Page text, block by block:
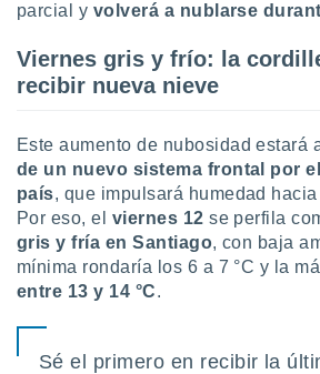
publicidad
de
1199
parcial y volverá a nublarse
Viernes gris y frío: la
recibir nueva nieve
Este aumento de nubosidad estará
de un nuevo sistema frontal por
país, que impulsará humedad
Por eso, el viernes 12 se perfila
gris y fría en Santiago, con baja
mínima rondaría los 6 a 7 °C y la
entre 13 y 14 °C.
Sé el primero en recibir la